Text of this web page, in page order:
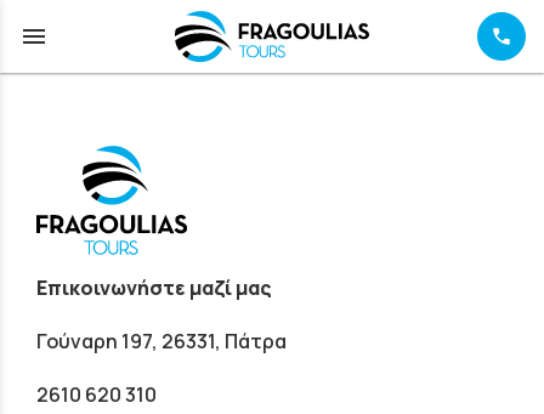
menu
Επικοινωνήστε μαζί μας
Γούναρη 197, 26331, Πάτρα
2610 620 310